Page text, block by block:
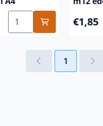
Anzahl wählen für m10
Preis:
€1,85
1